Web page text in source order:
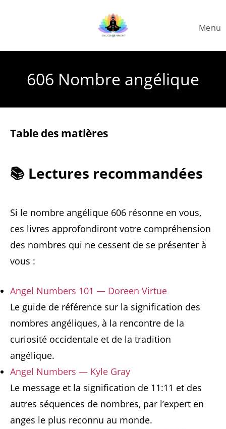
Menu
606 Nombre angélique
Table des matières
📚 Lectures recommandées
Si le nombre angélique 606 résonne en vous,
ces livres approfondiront votre compréhension
des nombres qui ne cessent de se présenter à
vous :
Angel Numbers 101 — Doreen Virtue
Le guide de référence sur la signification des
nombres angéliques, à la rencontre de la
curiosité occidentale et de la tradition
angélique.
Angel Numbers — Kyle Gray
Le message et la signification de 11:11 et des
autres séquences de nombres, par l’expert en
anges le plus reconnu au monde.